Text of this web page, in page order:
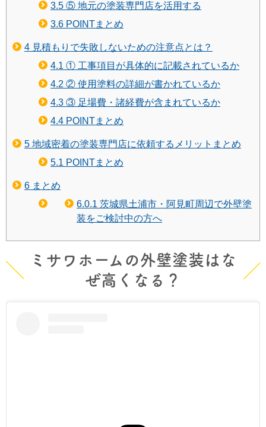
3.5 ⑤ 地元の塗装専門店を活用する
3.6 POINTまとめ
4 見積もりで失敗しないための注意点とは？
4.1 ① 工事項目が具体的に記載されているか
4.2 ② 使用塗料の詳細が書かれているか
4.3 ③ 足場費・諸経費が含まれているか
4.4 POINTまとめ
5 地域密着の塗装専門店に依頼するメリットまとめ
5.1 POINTまとめ
6 まとめ
6.0.1 茨城県土浦市・阿見町周辺で外壁塗
装をご検討中の方へ
ミサワホームの外壁塗装はな
ぜ高くなる？